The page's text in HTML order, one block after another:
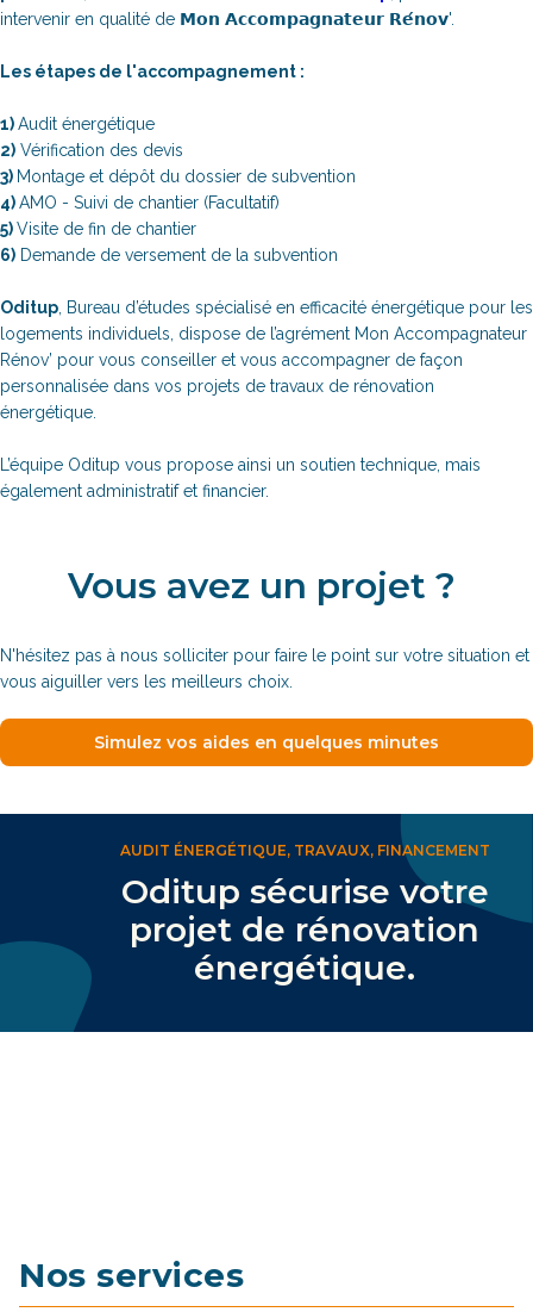
intervenir en qualité de 𝗠𝗼𝗻 𝗔𝗰𝗰𝗼𝗺𝗽𝗮𝗴𝗻𝗮𝘁𝗲𝘂𝗿 𝗥𝗲́𝗻𝗼𝘃'.
Les étapes de l'accompagnement :
1)Audit énergétique
2) Vérification des devis
3) Montage et dépôt du dossier de subvention
4)AMO - Suivi de chantier (Facultatif)
5)Visite de fin de chantier
6) Demande de versement de la subvention
Oditup , Bureau d’études spécialisé en efficacité énergétique pour les
logements individuels, dispose de l’agrément Mon Accompagnateur
Rénov’ pour vous conseiller et vous accompagner de façon
personnalisée dans vos projets de travaux de rénovation
énergétique.
L’équipe Oditup vous propose ainsi un soutien technique, mais
également administratif et financier.
Vous avez un projet ?
N'hésitez pas à nous solliciter pour faire le point sur votre situation et
vous aiguiller vers les meilleurs choix.
Simulez vos aides en quelques minutes
AUDIT ÉNERGÉTIQUE, TRAVAUX, FINANCEMENT
Oditup sécurise votre
projet de rénovation
énergétique.
Nos services